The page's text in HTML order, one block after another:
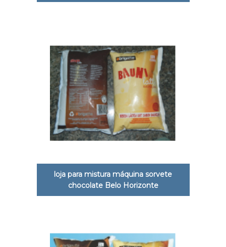
loja para mistura máquina sorvete
chocolate Belo Horizonte